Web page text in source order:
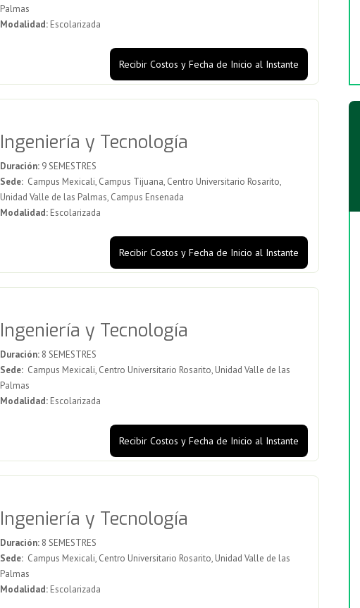
Palmas
Modalidad:Escolarizada
Recibir Costos y Fecha de Inicio al Instante
Ingeniería y Tecnología
Duración:9 SEMESTRES
Sede:Campus Mexicali, Campus Tijuana, Centro Universitario Rosarito,
Unidad Valle de las Palmas, Campus Ensenada
Modalidad:Escolarizada
Recibir Costos y Fecha de Inicio al Instante
Ingeniería y Tecnología
Duración:8 SEMESTRES
Sede:Campus Mexicali, Centro Universitario Rosarito, Unidad Valle de las
Palmas
Modalidad:Escolarizada
Recibir Costos y Fecha de Inicio al Instante
Ingeniería y Tecnología
Duración:8 SEMESTRES
Sede:Campus Mexicali, Centro Universitario Rosarito, Unidad Valle de las
Palmas
Modalidad:Escolarizada